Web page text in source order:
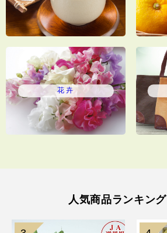
花卉
人気商品ランキング